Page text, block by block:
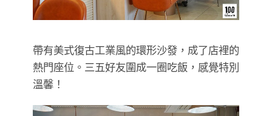
帶有美式復古工業風的環形沙發，成了店裡的
熱門座位。三五好友圍成一圈吃飯，感覺特別
溫馨！